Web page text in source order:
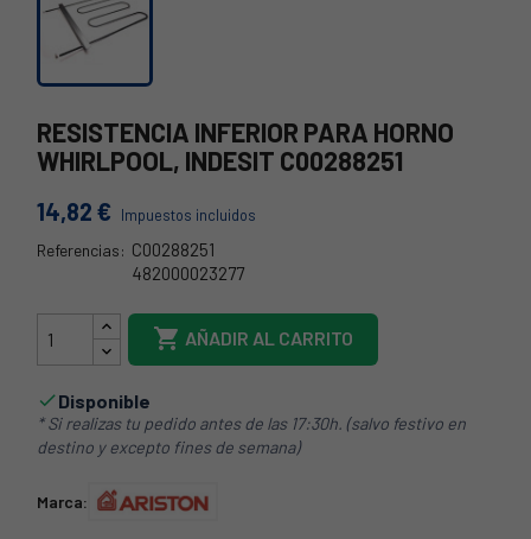
RESISTENCIA INFERIOR PARA HORNO
WHIRLPOOL, INDESIT C00288251
14,82 € Impuestos incluidos
Referencias: C00288251
482000023277
 AÑADIR AL CARRITO
Disponible
* Si realizas tu pedido antes de las 17:30h. (salvo festivo en
destino y excepto fines de semana)
Marca: